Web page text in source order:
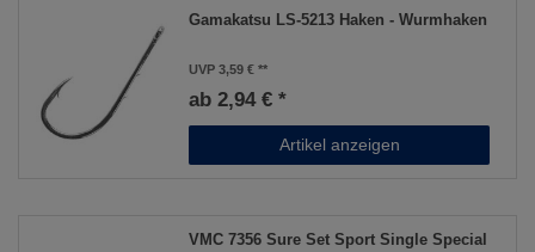
Gamakatsu LS-5213 Haken - Wurmhaken
UVP 3,59 €
ab 2,94 € *
Artikel anzeigen
VMC 7356 Sure Set Sport Single Special